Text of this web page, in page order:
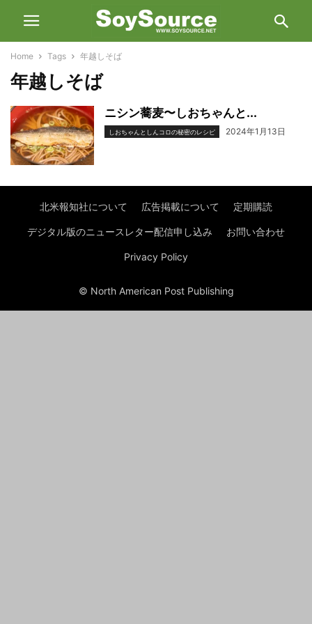
Home Tags 年越しそば
年越しそば
ニシン蕎麦〜しおちゃんと...
しおちゃんとしんコロの秘密のレシピ 2024年1月13日
北米報知社について 広告掲載について 定期購読
デジタル版のニュースレター配信申し込み お問い合わせ
Privacy Policy
© North American Post Publishing